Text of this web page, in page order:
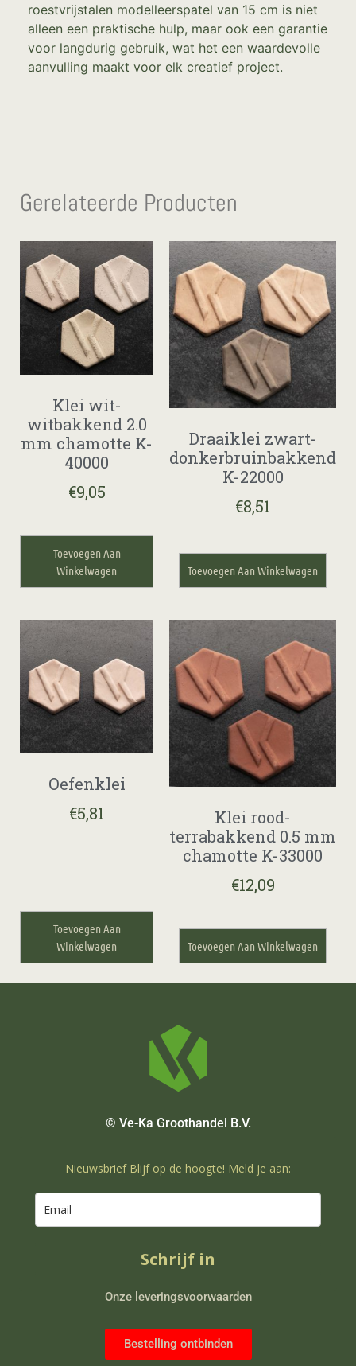
roestvrijstalen modelleerspatel van 15 cm is niet
alleen een praktische hulp, maar ook een garantie
voor langdurig gebruik, wat het een waardevolle
aanvulling maakt voor elk creatief project.
Gerelateerde Producten
Klei wit-
witbakkend 2.0
mm chamotte K-
40000
€9,05
Toevoegen Aan
Winkelwagen
Draaiklei zwart-
donkerbruinbakkend
K-22000
€8,51
Toevoegen Aan Winkelwagen
Oefenklei
€5,81
Toevoegen Aan
Winkelwagen
Klei rood-
terrabakkend 0.5 mm
chamotte K-33000
€12,09
Toevoegen Aan Winkelwagen
© Ve-Ka Groothandel B.V.
Nieuwsbrief Blijf op de hoogte! Meld je aan:
Schrijf in
Onze leveringsvoorwaarden
Bestelling ontbinden